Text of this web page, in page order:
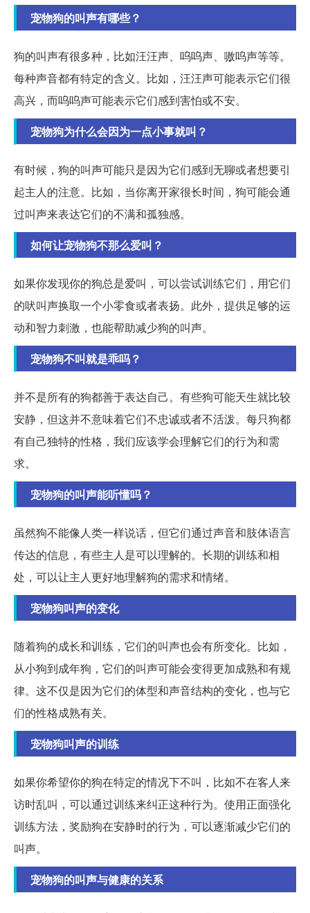
宠物狗的叫声有哪些？
狗的叫声有很多种，比如汪汪声、呜呜声、嗷呜声等等。
每种声音都有特定的含义。比如，汪汪声可能表示它们很
高兴，而呜呜声可能表示它们感到害怕或不安。
宠物狗为什么会因为一点小事就叫？
有时候，狗的叫声可能只是因为它们感到无聊或者想要引
起主人的注意。比如，当你离开家很长时间，狗可能会通
过叫声来表达它们的不满和孤独感。
如何让宠物狗不那么爱叫？
如果你发现你的狗总是爱叫，可以尝试训练它们，用它们
的吠叫声换取一个小零食或者表扬。此外，提供足够的运
动和智力刺激，也能帮助减少狗的叫声。
宠物狗不叫就是乖吗？
并不是所有的狗都善于表达自己。有些狗可能天生就比较
安静，但这并不意味着它们不忠诚或者不活泼。每只狗都
有自己独特的性格，我们应该学会理解它们的行为和需
求。
宠物狗的叫声能听懂吗？
虽然狗不能像人类一样说话，但它们通过声音和肢体语言
传达的信息，有些主人是可以理解的。长期的训练和相
处，可以让主人更好地理解狗的需求和情绪。
宠物狗叫声的变化
随着狗的成长和训练，它们的叫声也会有所变化。比如，
从小狗到成年狗，它们的叫声可能会变得更加成熟和有规
律。这不仅是因为它们的体型和声音结构的变化，也与它
们的性格成熟有关。
宠物狗叫声的训练
如果你希望你的狗在特定的情况下不叫，比如不在客人来
访时乱叫，可以通过训练来纠正这种行为。使用正面强化
训练方法，奖励狗在安静时的行为，可以逐渐减少它们的
叫声。
宠物狗的叫声与健康的关系